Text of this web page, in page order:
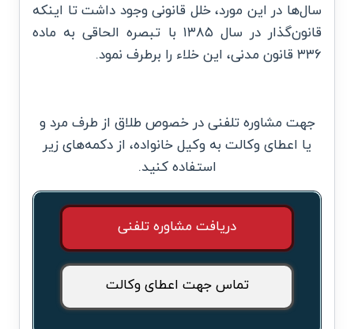
سال‌ها در این مورد، خلل قانونی وجود داشت تا اینکه
قانون‌گذار در سال ۱۳۸۵ با تبصره الحاقی به ماده
۳۳۶ قانون مدنی، این خلاء را برطرف نمود.
جهت مشاوره تلفنی در خصوص طلاق از طرف مرد و
یا اعطای وکالت به وکیل خانواده، از دکمه‌های زیر
استفاده کنید.
دریافت مشاوره تلفنی
تماس جهت اعطای وکالت